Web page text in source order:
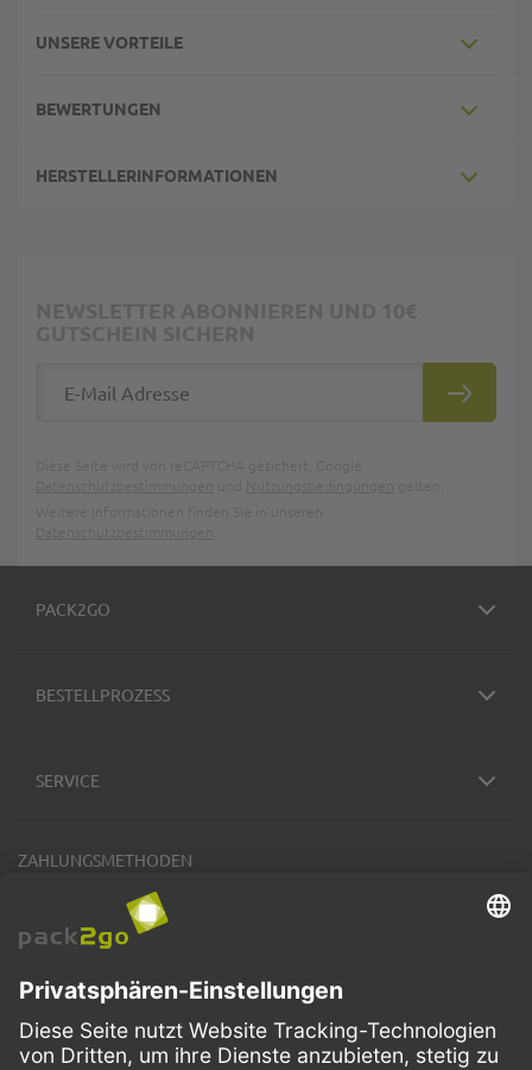
UNSERE VORTEILE
BEWERTUNGEN
HERSTELLERINFORMATIONEN
PACK2GO
BESTELLPROZESS
SERVICE
ZAHLUNGSMETHODEN
VERSANDARTEN